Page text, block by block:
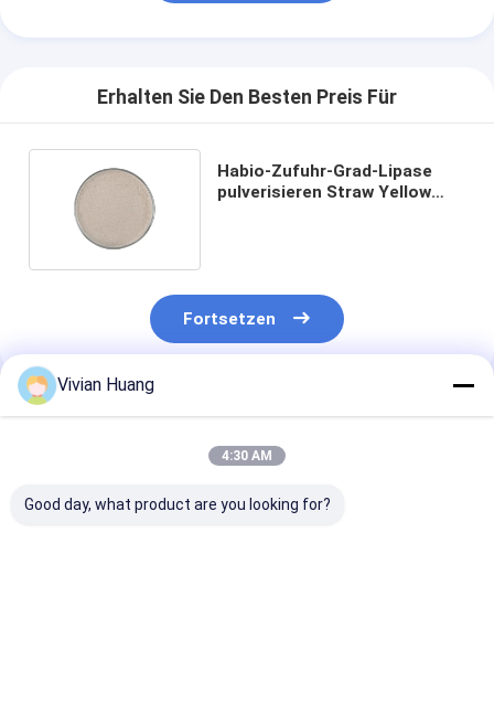
Erhalten Sie Den Besten Preis Für
Habio-Zufuhr-Grad-Lipase
pulverisieren Straw Yellow
Fortsetzen
Empfohlene Produkte
Vivian Huang
4:30 AM
Good day, what product are you looking for?